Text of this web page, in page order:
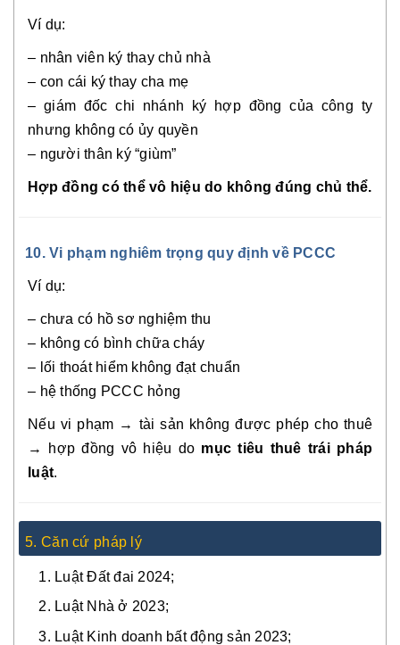
Ví dụ:
– nhân viên ký thay chủ nhà
– con cái ký thay cha mẹ
– giám đốc chi nhánh ký hợp đồng của công ty
nhưng không có ủy quyền
– người thân ký “giùm”
Hợp đồng có thể vô hiệu do không đúng chủ thể.
10. Vi phạm nghiêm trọng quy định về PCCC
Ví dụ:
– chưa có hồ sơ nghiệm thu
– không có bình chữa cháy
– lối thoát hiểm không đạt chuẩn
– hệ thống PCCC hỏng
Nếu vi phạm → tài sản không được phép cho thuê
→ hợp đồng vô hiệu do mục tiêu thuê trái pháp
luật.
5. Căn cứ pháp lý
Luật Đất đai 2024;
Luật Nhà ở 2023;
Luật Kinh doanh bất động sản 2023;